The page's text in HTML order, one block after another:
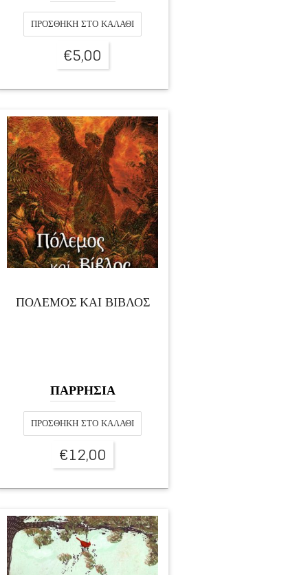
ΠΡΟΣΘΉΚΗ ΣΤΟ ΚΑΛΆΘΙ
€5,00
ΠΟΛΕΜΟΣ ΚΑΙ ΒΙΒΛΟΣ
ΠΑΡΡΗΣΙΑ
ΠΡΟΣΘΉΚΗ ΣΤΟ ΚΑΛΆΘΙ
€12,00